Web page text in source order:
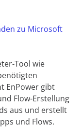
zu Microsoft
Tool wie
EnPower gibt
Flow-Erstellung
aus und erstellt
und Flows.